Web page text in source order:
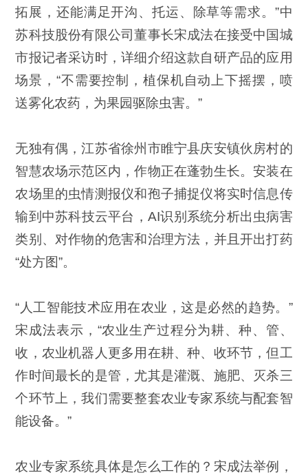
拓展，还能满足开沟、托运、除草等需求。”中
苏科技股份有限公司董事长宋成法在接受中国城
市报记者采访时，详细介绍这款自研产品的应用
场景，“不需要控制，植保机自动上下摇摆，喷
送雾化农药，为果园驱除虫害。”
无独有偶，江苏省徐州市睢宁县庆安镇伙房村的
智慧农场示范区内，作物正在蓬勃生长。安装在
农场里的虫情测报仪和孢子捕捉仪将实时信息传
输到中苏科技云平台，AI识别系统分析出虫病害
类别、对作物的危害和治理方法，并且开出打药
“处方图”。
“人工智能技术应用在农业，这是必然的趋势。”
宋成法表示，“农业生产过程分为耕、种、管、
收，农业机器人更多用在耕、种、收环节，但工
作时间最长的是管，尤其是灌溉、施肥、灭杀三
个环节上，我们需要整套农业专家系统与配套智
能设备。”
农业专家系统具体是怎么工作的？宋成法举例，